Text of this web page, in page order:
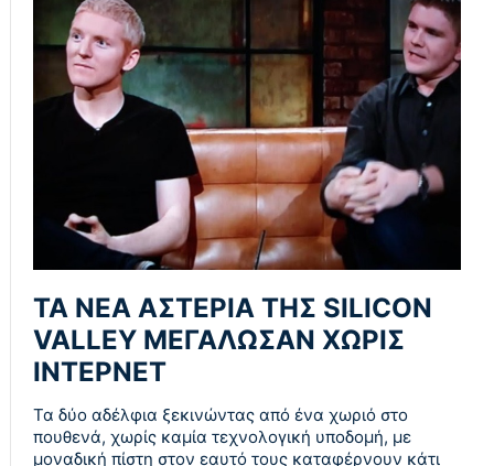
ΤΑ ΝΕΑ ΑΣΤΕΡΙΑ ΤΗΣ SILICON
VALLEY ΜΕΓΑΛΩΣΑΝ ΧΩΡΙΣ
ΙΝΤΕΡΝΕΤ
Τα δύο αδέλφια ξεκινώντας από ένα χωριό στο
πουθενά, χωρίς καμία τεχνολογική υποδομή, με
μοναδική πίστη στον εαυτό τους καταφέρνουν κάτι